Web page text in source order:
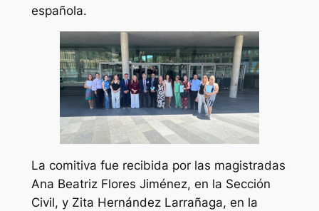
española.
La comitiva fue recibida por las magistradas
Ana Beatriz Flores Jiménez, en la Sección
Civil, y Zita Hernández Larrañaga, en la